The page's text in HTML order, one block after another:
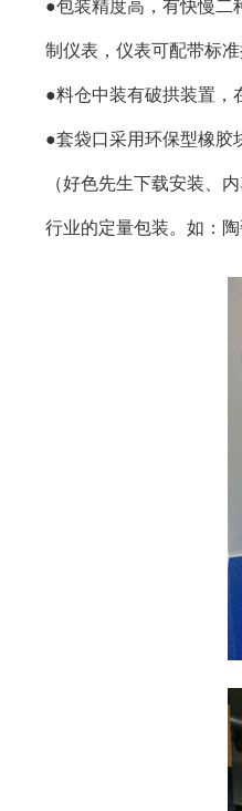
●包装精度高，有快慢二
制仪表，仪表可配带标
●料仓中装有破拱装置，
●套袋口采用环保型橡胶
（好色先生下载安装、
行业的定量包装。如：